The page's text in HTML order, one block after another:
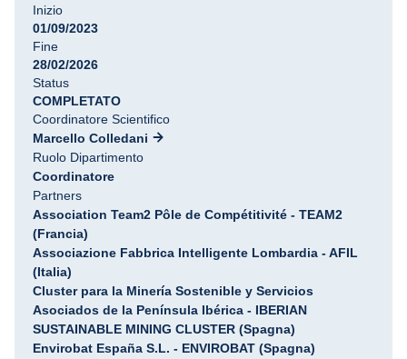
Inizio
01/09/2023
Fine
28/02/2026
Status
COMPLETATO
Coordinatore Scientifico
Marcello Colledani
Ruolo Dipartimento
Coordinatore
Partners
Association Team2 Pôle de Compétitivité - TEAM2
(Francia)
Associazione Fabbrica Intelligente Lombardia - AFIL
(Italia)
Cluster para la Minería Sostenible y Servicios
Asociados de la Península Ibérica - IBERIAN
SUSTAINABLE MINING CLUSTER (Spagna)
Envirobat España S.L. - ENVIROBAT (Spagna)